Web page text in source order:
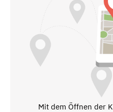
Mit dem Öffnen der